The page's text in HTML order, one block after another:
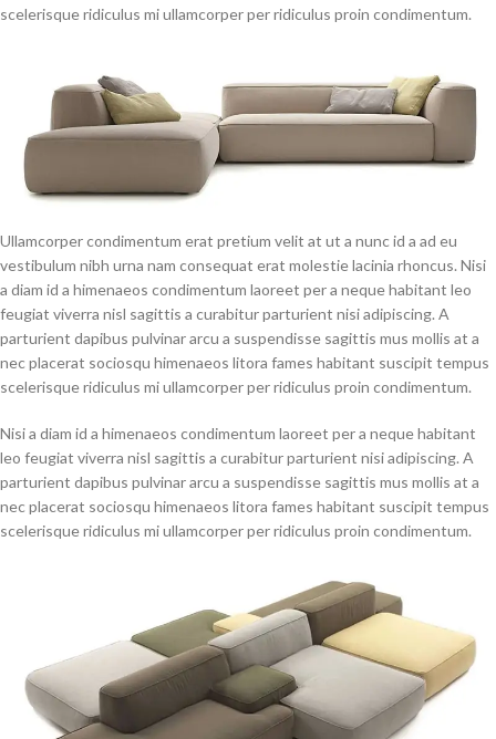
scelerisque ridiculus mi ullamcorper per ridiculus proin condimentum.
Ullamcorper condimentum erat pretium velit at ut a nunc id a ad eu
vestibulum nibh urna nam consequat erat molestie lacinia rhoncus. Nisi
a diam id a himenaeos condimentum laoreet per a neque habitant leo
feugiat viverra nisl sagittis a curabitur parturient nisi adipiscing. A
parturient dapibus pulvinar arcu a suspendisse sagittis mus mollis at a
nec placerat sociosqu himenaeos litora fames habitant suscipit tempus
scelerisque ridiculus mi ullamcorper per ridiculus proin condimentum.
Nisi a diam id a himenaeos condimentum laoreet per a neque habitant
leo feugiat viverra nisl sagittis a curabitur parturient nisi adipiscing. A
parturient dapibus pulvinar arcu a suspendisse sagittis mus mollis at a
nec placerat sociosqu himenaeos litora fames habitant suscipit tempus
scelerisque ridiculus mi ullamcorper per ridiculus proin condimentum.